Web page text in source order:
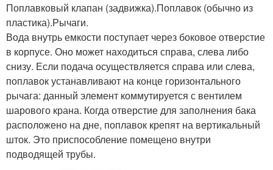
Поплавковый клапан (задвижка).Поплавок (обычно из
пластика).Рычаги.
Вода внутрь емкости поступает через боковое отверстие
в корпусе. Оно может находиться справа, слева либо
снизу. Если подача осуществляется справа или слева,
поплавок устанавливают на конце горизонтального
рычага: данный элемент коммутируется с вентилем
шарового крана. Когда отверстие для заполнения бака
расположено на дне, поплавок крепят на вертикальный
шток. Это приспособление помещено внутри
подводящей трубы.